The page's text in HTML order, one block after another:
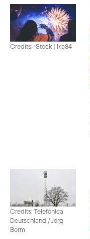
Credits: iStock | Ika84
Credits: Telefónica
Deutschland / Jörg
Borm